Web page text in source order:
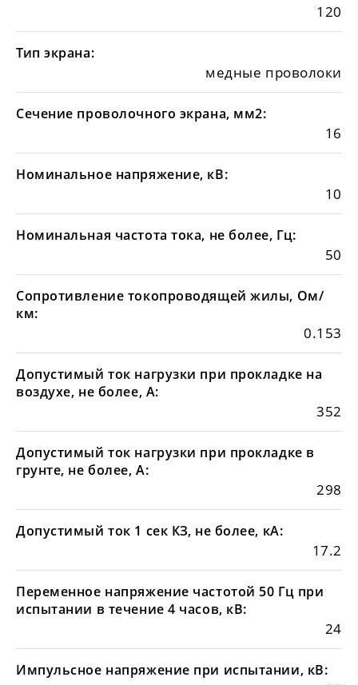
120
Тип экрана:
медные проволоки
Сечение проволочного экрана, мм2:
16
Номинальное напряжение, кВ:
10
Номинальная частота тока, не более, Гц:
50
Сопротивление токопроводящей жилы, Ом/
км:
0.153
Допустимый ток нагрузки при прокладке на
воздухе, не более, А:
352
Допустимый ток нагрузки при прокладке в
грунте, не более, А:
298
Допустимый ток 1 сек КЗ, не более, кА:
17.2
Переменное напряжение частотой 50 Гц при
испытании в течение 4 часов, кВ:
24
Импульсное напряжение при испытании, кВ: